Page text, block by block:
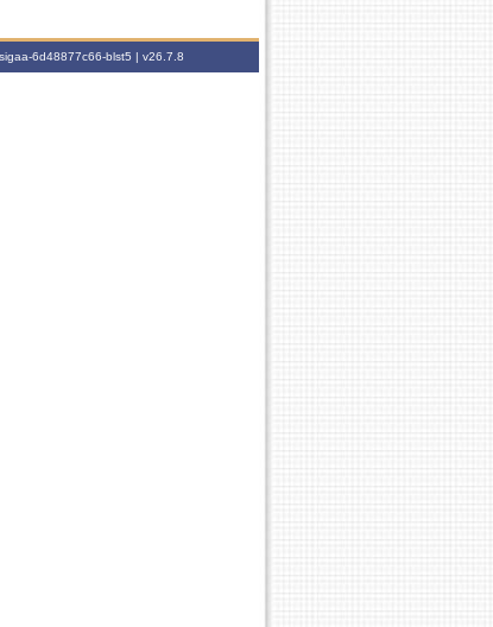
6d48877c66-blst5 | v26.7.8